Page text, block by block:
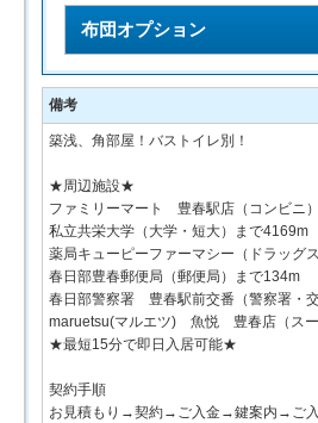
布団オプション
備考
築浅、角部屋！バストイレ別！
★周辺施設★
ファミリーマート 豊春駅店（コンビニ
私立共栄大学（大学・短大）まで4169m
薬局キューピーファーマシー（ドラッグ
春日部豊春郵便局（郵便局）まで134m
春日部警察署 豊春駅前交番（警察署・
maruetsu(マルエツ) 魚悦 豊春店（ス
★最短15分で即日入居可能★
契約手順
お見積もり→契約→ご入金→鍵案内→ご